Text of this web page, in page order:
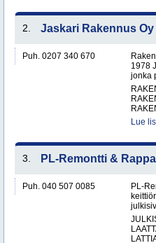
2. Jaskari Rakennus Oy
Puh. 0207 340 670
1978
jonka
Lue
3. PL-Remontti &
Puh. 040 507 0085
PL-